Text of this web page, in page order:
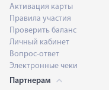
Активация карты
Правила участия
Проверить баланс
Личный кабинет
Вопрос-ответ
Электронные чеки
Партнерам